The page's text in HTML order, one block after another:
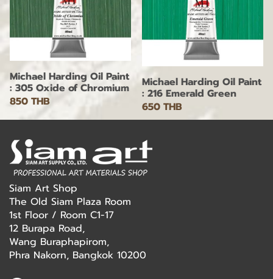
Michael Harding Oil Paint
: 305 Oxide of Chromium
850 THB
Michael Harding Oil Paint
: 216 Emerald Green
650 THB
Siam Art Shop
The Old Siam Plaza Room
1st Floor / Room C1-17
12 Burapa Road,
Wang Buraphapirom,
Phra Nakorn, Bangkok 10200